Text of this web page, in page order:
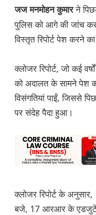
जज मनमोहन कुमारने
पुलिस को आगे की जांच
विस्तृत रिपोर्ट पेश करने का
क्लोजर रिपोर्ट, जो कई
को अदालत के सामने पेश
विसंगतियां पाईं, जिससे
पर संदेह पैदा हुआ।
क्लोजर रिपोर्ट के
बजे, 17 आरआर के